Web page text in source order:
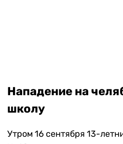
Нападение на
школу
Утром 16 сентября 13-